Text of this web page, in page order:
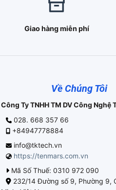
Giao hàng miễn phí
Về Chúng Tôi
Công Ty TNHH TM DV Công Nghệ
028. 668 357 66
+84947778884
info@tktech.vn
https://tenmars.com.vn
Mã Số Thuế: 0310 972 090
232/14 Đường số 9, Phường 9,